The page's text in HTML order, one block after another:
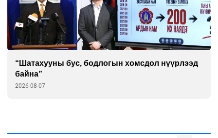
Намын буянд амаа тосодсон Ц.Сандаг-Очир
2026-08-03